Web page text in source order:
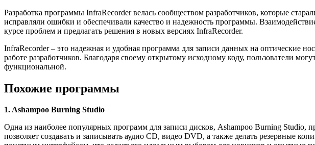
Разработка программы InfraRecorder велась сообществом разработчиков, которые
исправляли ошибки и обеспечивали качество и надежность программы.
курсе проблем и предлагать решения в новых версиях InfraRecorder.
InfraRecorder – это надежная и удобная программа для записи данных на оптические
работе разработчиков. Благодаря своему открытому исходному коду, пользователи
функциональной.
Похожие программы
1. Ashampoo Burning Studio
Одна из наиболее популярных программ для записи дисков, Ashampoo Burning
позволяет создавать и записывать аудио CD, видео DVD, а также делать резервные